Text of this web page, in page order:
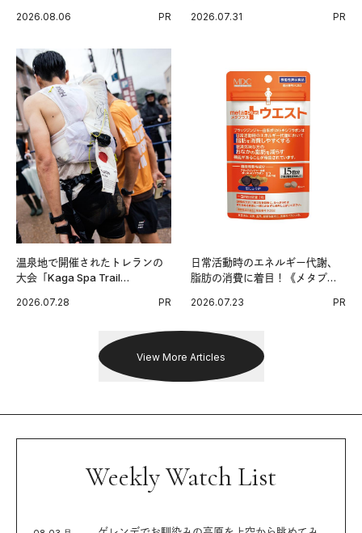
2026.08.06 PR
出した新機軸。
2026.07.31 PR
温泉地で開催されたトレランの
大会「Kaga Spa Trail
戦を夢見るランナーたちの奮闘
2026.07.28 PR
日常活動時のエネルギー代謝、
脂肪の消費に着目！《メタプラ
習慣。
2026.07.23 PR
View More Articles
Weekly Watch List